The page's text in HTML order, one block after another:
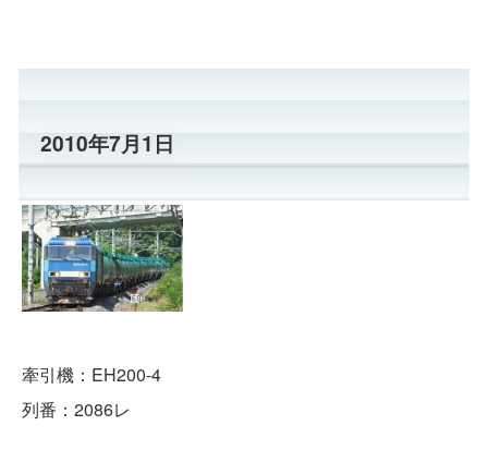
2010年7月1日
牽引機：EH200-4
列番：2086レ